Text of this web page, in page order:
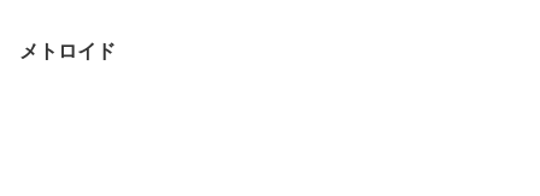
メトロイド